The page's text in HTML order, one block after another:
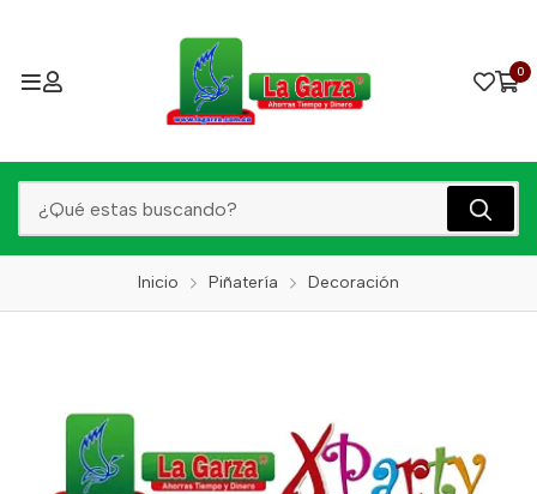
0
Inicio Piñatería Decoración